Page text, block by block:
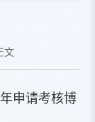
文
申请考核博